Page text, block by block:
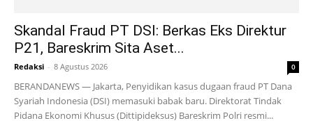
Skandal Fraud PT DSI: Berkas Eks Direktur
P21, Bareskrim Sita Aset...
Redaksi - 8 Agustus 2026 0
BERANDANEWS — Jakarta, Penyidikan kasus dugaan fraud PT Dana
Syariah Indonesia (DSI) memasuki babak baru. Direktorat Tindak
Pidana Ekonomi Khusus (Dittipideksus) Bareskrim Polri resmi...